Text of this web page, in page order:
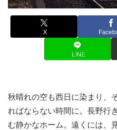
X
LINE
秋晴れの空も西日に染まり、
ればならない時間に。長野行
む静かなホーム。遠くには、